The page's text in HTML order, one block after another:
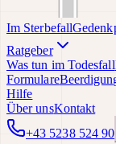
Im Sterbefall
Ratgeber
Was tun im Todesfall
Formulare
Hilfe
Über unsKontakt
+43 5238 524 90